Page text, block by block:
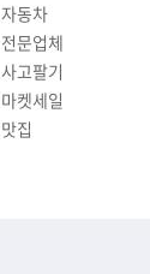
자동차
전문업체
사고팔기
마켓세일
맛집